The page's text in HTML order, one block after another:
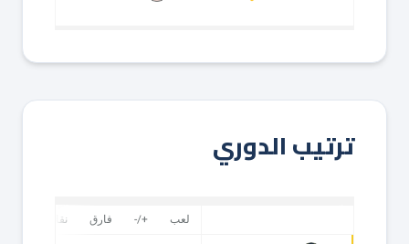
ترتيب الدوري
لعب +/- فارق نقاط